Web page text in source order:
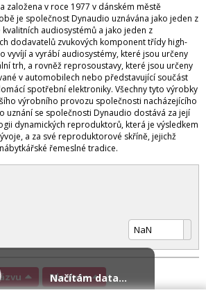
založena v roce 1977 v dánském městě
je společnost Dynaudio uznávána jako jeden z
audiosystémů a jako jeden z
dodavatelů zvukových komponent třídy high-
vyvíjí a vyrábí audiosystémy, které jsou určeny
trh, a rovněž reprosoustavy, které jsou určeny
v automobilech nebo představující součást
spotřební elektroniky. Všechny tyto výrobky
výrobního provozu společnosti nacházejícího
uznání se společnosti Dynaudio dostává za její
dynamických reproduktorů, která je výsledkem
a za své reproduktorové skříně, jejichž
řemeslné tradice.
Dle data
Načítám data...